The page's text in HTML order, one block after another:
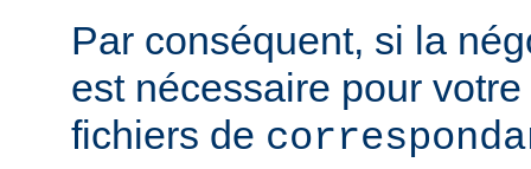
Par conséquent, si la
est nécessaire pour
fichiers de